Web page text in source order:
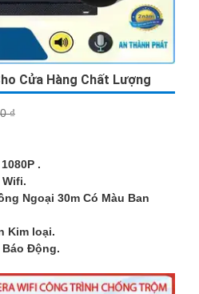
Cửa Hàng Chất Lượng
₫
.
Wifi.
Ngoại 30m Có Màu Ban
Kim loại.
Động.